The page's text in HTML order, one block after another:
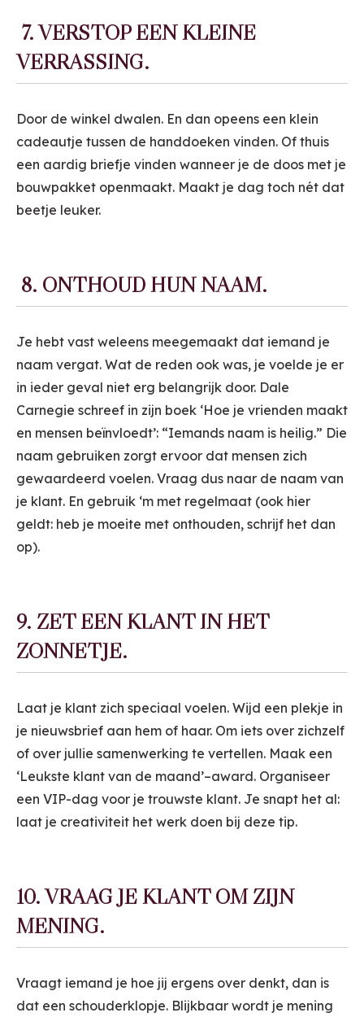
7. VERSTOP EEN KLEINE
VERRASSING.
Door de winkel dwalen. En dan opeens een klein
cadeautje tussen de handdoeken vinden. Of thuis
een aardig briefje vinden wanneer je de doos met je
bouwpakket openmaakt. Maakt je dag toch nét dat
beetje leuker.
8. ONTHOUD HUN NAAM.
Je hebt vast weleens meegemaakt dat iemand je
naam vergat. Wat de reden ook was, je voelde je er
in ieder geval niet erg belangrijk door. Dale
Carnegie schreef in zijn boek ‘Hoe je vrienden maakt
en mensen beïnvloedt’: “Iemands naam is heilig.” Die
naam gebruiken zorgt ervoor dat mensen zich
gewaardeerd voelen. Vraag dus naar de naam van
je klant. En gebruik ‘m met regelmaat (ook hier
geldt: heb je moeite met onthouden, schrijf het dan
op).
9. ZET EEN KLANT IN HET
ZONNETJE.
Laat je klant zich speciaal voelen. Wijd een plekje in
je nieuwsbrief aan hem of haar. Om iets over zichzelf
of over jullie samenwerking te vertellen. Maak een
‘Leukste klant van de maand’–award. Organiseer
een VIP-dag voor je trouwste klant. Je snapt het al:
laat je creativiteit het werk doen bij deze tip.
10. VRAAG JE KLANT OM ZIJN
MENING.
Vraagt iemand je hoe jij ergens over denkt, dan is
dat een schouderklopje. Blijkbaar wordt je mening